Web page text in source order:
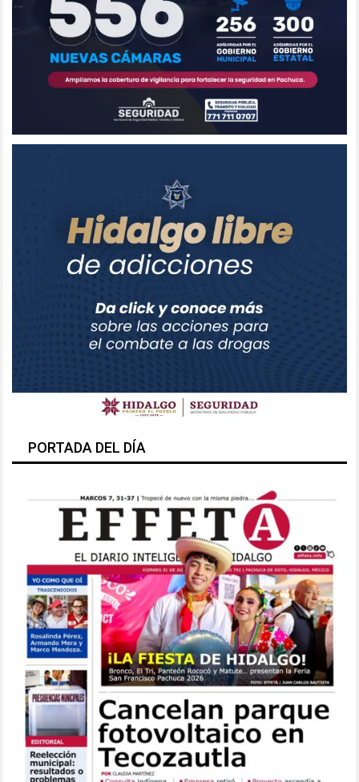
PORTADA DEL DÍA